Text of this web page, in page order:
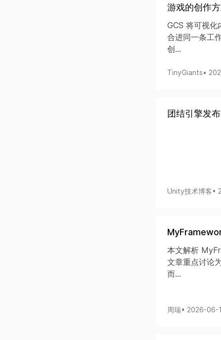
游戏的创作
GCS 将可视
合进同一条工
创...
TinyGiants•
团结引擎发
Unity技术博客•
本文解析
文章重点讨论
而...
周瑞• 2026-06-